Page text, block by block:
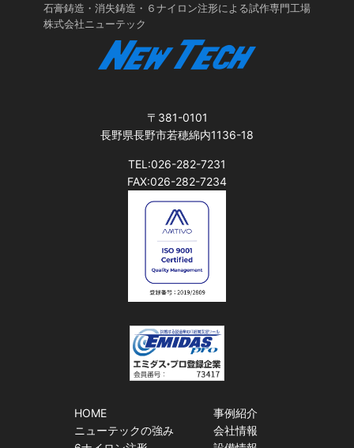
石膏鋳造・消失鋳造・６ナイロン注形による試作専門工場
株式会社ニューテック
〒381-0101
長野県長野市若穂綿内1136-18
TEL:026-282-7231
FAX:026-282-7234
HOME
ニューテックの強み
事例紹介
会社情報